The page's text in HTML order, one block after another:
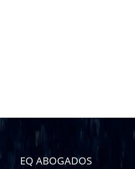
EQ ABOGADOS